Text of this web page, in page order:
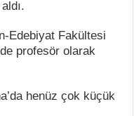
Edebiyat Fakültesi
profesör olarak
henüz çok küçük